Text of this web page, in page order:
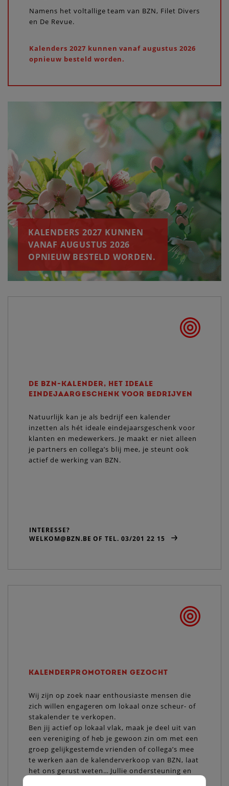
Namens het voltallige team van BZN, Filet Divers
en De Revue.
Kalenders 2027 kunnen vanaf augustus 2026
opnieuw besteld worden.
KALENDERS 2027 KUNNEN
VANAF AUGUSTUS 2026
OPNIEUW BESTELD WORDEN.
DE BZN-KALENDER, HET IDEALE
EINDEJAARGESCHENK VOOR BEDRIJVEN
Natuurlijk kan je als bedrijf een kalender
inzetten als hét ideale eindejaarsgeschenk voor
klanten en medewerkers. Je maakt er niet alleen
je partners en collega’s blij mee, je steunt ook
actief de werking van BZN.
INTERESSE?
WELKOM@BZN.BE OF TEL. 03/201 22 15
KALENDERPROMOTOREN GEZOCHT
Wij zijn op zoek naar enthousiaste mensen die
zich willen engageren om lokaal onze scheur- of
stakalender te verkopen.
Ben jij actief op lokaal vlak, maak je deel uit van
een vereniging of heb je gewoon zin om met een
groep gelijkgestemde vrienden of collega’s mee
te werken aan de kalenderverkoop van BZN, laat
het ons gerust weten… Jullie ondersteuning en